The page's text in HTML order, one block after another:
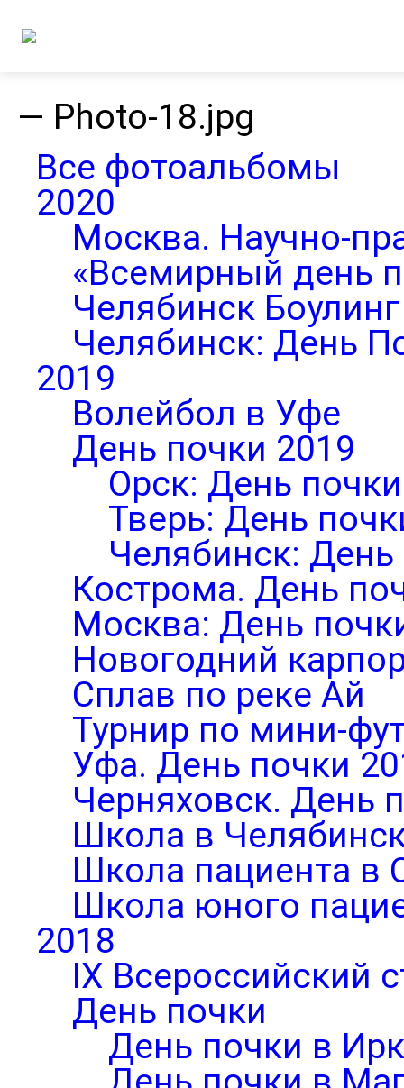
— Photo-18.jpg
Все фотоальбомы
2020
Москва. Научно-
«Всемирный день
Челябинск
Челябинск: День
2019
Волейбол в Уфе
День почки 2019
Орск: День почки
Тверь: День
Челябинск:
Кострома. День
Москва: День
Новогодний
Сплав по реке Ай
Турнир по мини-
Уфа. День почки
Черняховск. День
Школа в
Школа пациента в
Школа юного
2018
IX Всероссийский
День почки
День почки в